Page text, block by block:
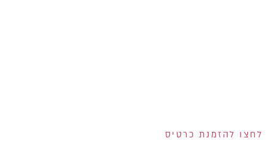
לחצו להזמנת כרטיס